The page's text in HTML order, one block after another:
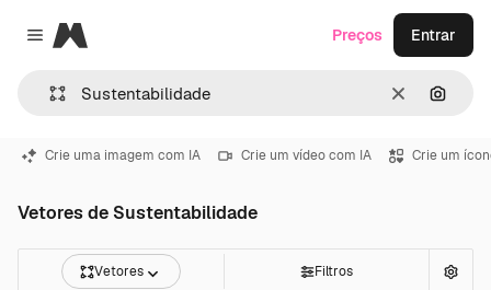
Close menu
Magnific
Limpar
Preços Entrar
Crie uma imagem com IA Crie um vídeo com IA Crie um
Vetores de Sustentabilidade
Vetores Filtros